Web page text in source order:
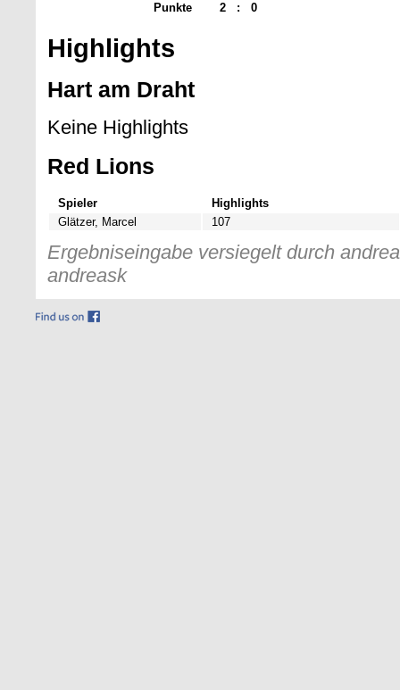
Punkte
2 : 0
Highlights
Hart am Draht
Keine Highlights
Red Lions
Spieler
Highlights
Glätzer, Marcel
107
Ergebniseingabe versiegelt durch
andreask